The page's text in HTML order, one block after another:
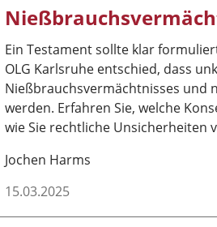
Ein Testament sollte klar
OLG Karlsruhe entschied, dass
Nießbrauchsvermächtnisses und
werden. Erfahren Sie, welche
wie Sie rechtliche Unsicherheiten
Jochen Harms
15.03.2025